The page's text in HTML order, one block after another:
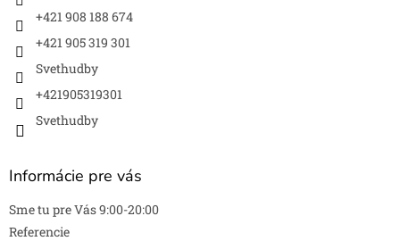
+421 908 188 674
+421 905 319 301
Svethudby
+421905319301
Svethudby
Informácie pre vás
Sme tu pre Vás 9:00-20:00
Referencie